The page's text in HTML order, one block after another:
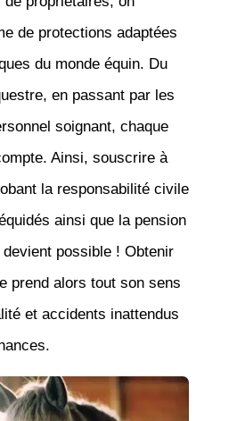
de protections adaptées
du monde équin. Du
en passant par les
soignant, chaque
Ainsi, souscrire à
la responsabilité civile
ainsi que la pension
possible ! Obtenir
prend alors tout son sens
et accidents inattendus